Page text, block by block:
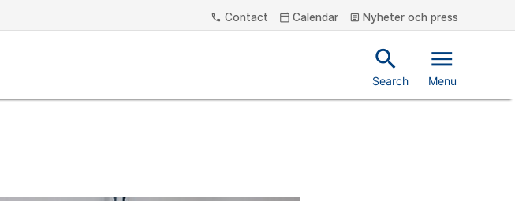
phone Contact calendar_today Calendar article Nyheter och press
search
Search
menu
Menu